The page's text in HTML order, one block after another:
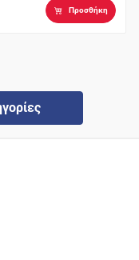
Προσθήκη